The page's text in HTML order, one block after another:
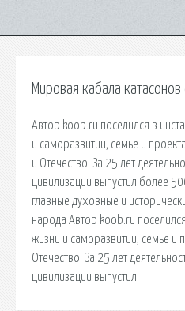
Мировая кабала катасонов
Автор koob.ru поселился в
и саморазвитии, семье и
и Отечество! За 25 лет
цивилизации выпустил более
главные духовные и
народа Автор koob.ru
жизни и саморазвитии, семье и
Отечество! За 25 лет
цивилизации выпустил.